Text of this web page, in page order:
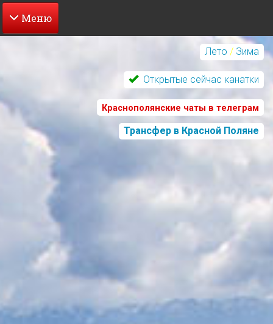
Перейти
содержанию
Лето / Зима
Открытые сейчас канатки
Краснополянские чаты в телеграм
Трансфер в Красной Поляне